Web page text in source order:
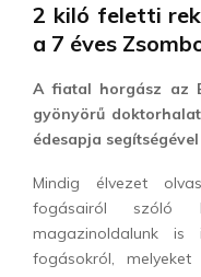
2 kiló feletti
a 7 éves
A fiatal horgász az
gyönyörű
édesapja
Mindig élvezet
fogásairól szóló
magazinoldalunk is
fogásokról,